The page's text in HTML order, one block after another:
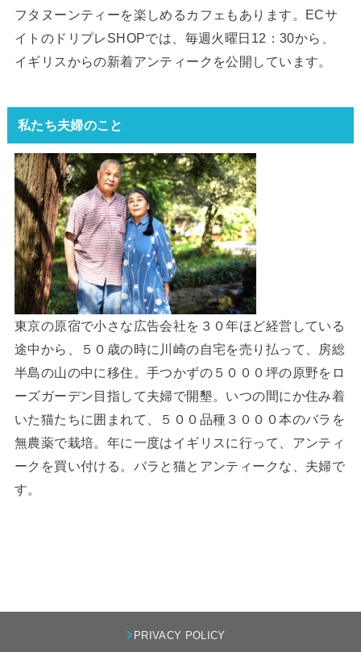
フタヌーンティーを楽しめるカフェもあります。ECサ
イトのドリプレSHOPでは、毎週火曜日12：30から、
イギリスからの新着アンティークを公開しています。
私たち夫婦のこと
東京の原宿で小さな広告会社を３０年ほど経営している
途中から、５０歳の時に川崎の自宅を売り払って、房総
半島の山の中に移住。手つかずの５０００坪の原野をロ
ーズガーデン目指して夫婦で開墾。いつの間にか住み着
いた猫たちに囲まれて、５００品種３０００本のバラを
無農薬で栽培。年に一度はイギリスに行って、アンティ
ークを買い付ける。バラと猫とアンティークな、夫婦で
す。
PRIVACY POLICY